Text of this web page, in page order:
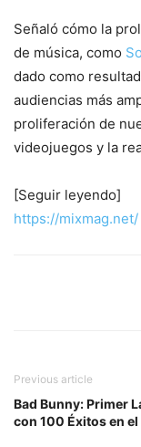
Señaló cómo la
de música, como
dado como
audiencias más
proliferación de
videojuegos y la
[Seguir leyendo]
https://mixmag.net/
Previous article
Bad Bunny: Primer
con 100 Éxitos en el